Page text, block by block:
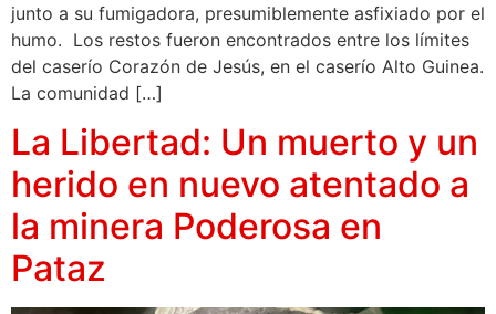
junto a su fumigadora, presumiblemente asfixiado por el
humo. Los restos fueron encontrados entre los límites
del caserío Corazón de Jesús, en el caserío Alto Guinea.
La comunidad […]
La Libertad: Un muerto y un
herido en nuevo atentado a
la minera Poderosa en
Pataz